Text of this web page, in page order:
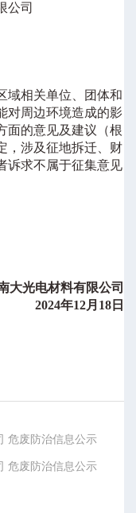
公司
域相关单位、团体和
对周边环境造成的影
面的意见及建议（根
，涉及征地拆迁、财
诉求不属于征集意见
大光电材料有限公司
2024年12月 18 日
危废防治信息公示
危废防治信息公示